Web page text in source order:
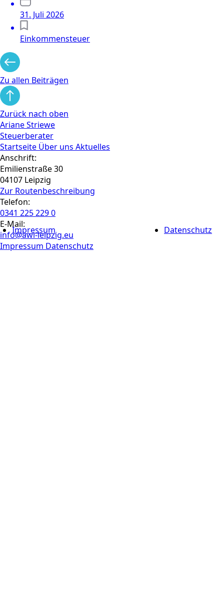
Impressum Datenschutz
31. Juli 2026
Einkommensteuer
Zu allen Beiträgen
Zurück nach oben
Ariane Striewe
Steuerberater
Startseite Über uns Aktuelles
Anschrift:
Emilienstraße 30
04107 Leipzig
Zur Routen­beschreibung
Telefon:
0341 225 229 0
E-Mail:
info@awi-leipzig.eu
Impressum Datenschutz